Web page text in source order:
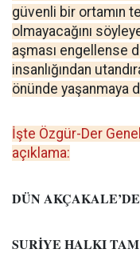
güvenli bir ortamın
olmayacağını
aşması engellense
insanlığından
önünde yaşanmaya
İşte Özgür-Der
açıklama:
DÜN
SURİYE HALKI